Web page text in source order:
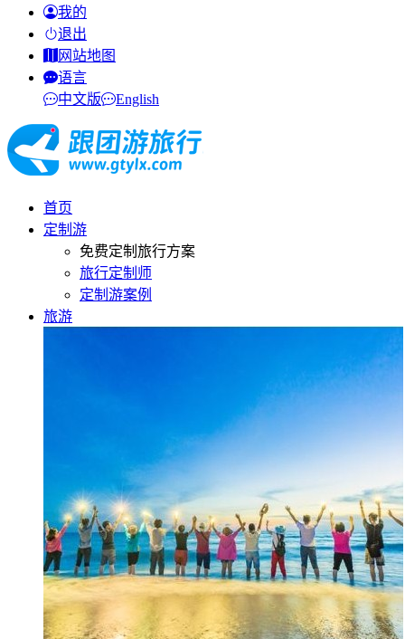
我的
退出
网站地图
语言
中文版
English
首页
定制游
免费定制旅行方案
旅行定制师
定制游案例
旅游